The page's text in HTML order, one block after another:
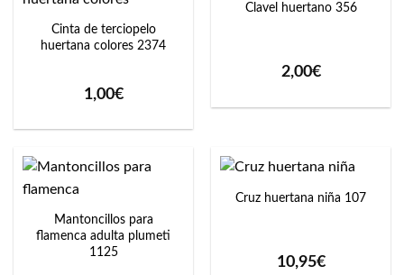
Cinta de terciopelo
huertana colores 2374
1,00€
Clavel huertano 356
2,00€
Mantoncillos para
flamenca adulta plumeti
1125
Cruz huertana niña 107
10,95€